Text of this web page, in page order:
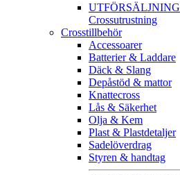
UTFÖRSÄLJNING
Crossutrustning
Crosstillbehör
Accessoarer
Batterier & Laddare
Däck & Slang
Depåstöd & mattor
Knattecross
Lås & Säkerhet
Olja & Kem
Plast & Plastdetaljer
Sadelöverdrag
Styren & handtag